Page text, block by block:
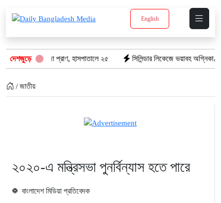
English
দেশজুড়ে
গেল ৮টি তাজা প্রাণ, হাসপাতালে ২৫ সিলিন্ডার লিকেজে ভয়াবহ
/ জাতীয়
২০২০-এ মন্ত্রিসভা পুনর্বিন্যাস হতে পারে
বাংলাদেশ মিডিয়া প্রতিবেদক